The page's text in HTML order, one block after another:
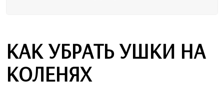
КАК УБРАТЬ УШКИ НА
КОЛЕНЯХ